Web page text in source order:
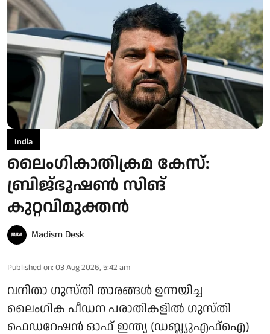
India
ലൈംഗികാതിക്രമ കേസ്:
ബ്രിജ്ഭൂഷണ്‍ സിങ്
കുറ്റവിമുക്തന്‍
Madism Desk
Published on: 03 Aug 2026, 5:42 am
വനിതാ ഗുസ്തി താരങ്ങള്‍ ഉന്നയിച്ച
ലൈംഗിക പീഡന പരാതികളില്‍ ഗുസ്തി
ഫെഡറേഷന്‍ ഓഫ് ഇന്ത്യ (ഡബ്ല്യുഎഫ്ഐ)